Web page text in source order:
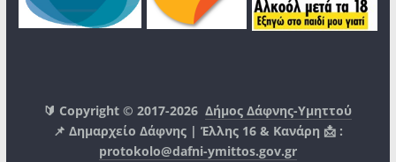
🔰 Copyright © 2017-2026Δήμος Δάφνης-Υμηττού
📌 Δημαρχείο Δάφνης | Έλλης 16 & Κανάρη 📩 :
protokolo@dafni-ymittos.gov.gr